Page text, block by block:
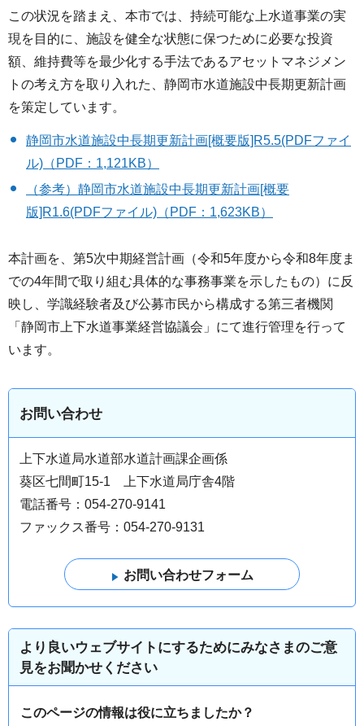
この状況を踏まえ、本市では、持続可能な上水道事業の実
現を目的に、施設を健全な状態に保つために必要な投資
額、維持費等を最少化する手法であるアセットマネジメン
トの考え方を取り入れた、静岡市水道施設中長期更新計画
を策定しています。
静岡市水道施設中長期更新計画[概要版]R5.5(PDFファイ
ル)（PDF：1,121KB）
（参考）静岡市水道施設中長期更新計画[概要
版]R1.6(PDFファイル)（PDF：1,623KB）
本計画を、第5次中期経営計画（令和5年度から令和8年度ま
での4年間で取り組む具体的な事務事業を示したもの）に反
映し、学識経験者及び公募市民から構成する第三者機関
「静岡市上下水道事業経営協議会」にて進行管理を行って
います。
お問い合わせ
上下水道局水道部水道計画課企画係
葵区七間町15-1 上下水道局庁舎4階
電話番号：054-270-9141
ファックス番号：054-270-9131
より良いウェブサイトにするためにみなさまのご意
見をお聞かせください
このページの情報は役に立ちましたか？